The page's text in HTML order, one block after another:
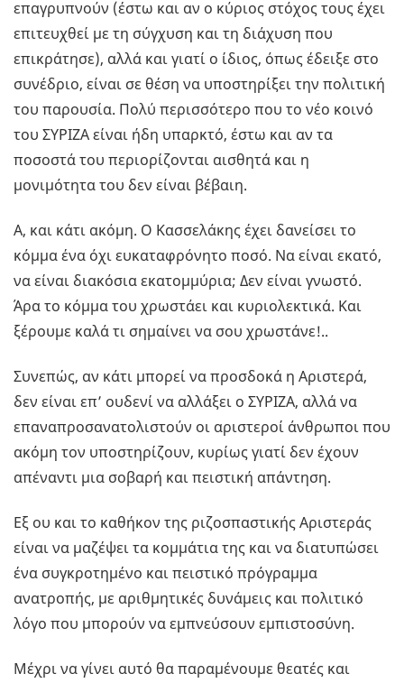
επαγρυπνούν (έστω και αν ο κύριος στόχος τους έχει
επιτευχθεί με τη σύγχυση και τη διάχυση που
επικράτησε), αλλά και γιατί ο ίδιος, όπως έδειξε στο
συνέδριο, είναι σε θέση να υποστηρίξει την πολιτική
του παρουσία. Πολύ περισσότερο που το νέο κοινό
του ΣΥΡΙΖΑ είναι ήδη υπαρκτό, έστω και αν τα
ποσοστά του περιορίζονται αισθητά και η
μονιμότητα του δεν είναι βέβαιη.
Α, και κάτι ακόμη. Ο Κασσελάκης έχει δανείσει το
κόμμα ένα όχι ευκαταφρόνητο ποσό. Να είναι εκατό,
να είναι διακόσια εκατομμύρια; Δεν είναι γνωστό.
Άρα το κόμμα του χρωστάει και κυριολεκτικά. Και
ξέρουμε καλά τι σημαίνει να σου χρωστάνε!..
Συνεπώς, αν κάτι μπορεί να προσδοκά η Αριστερά,
δεν είναι επ’ ουδενί να αλλάξει ο ΣΥΡΙΖΑ, αλλά να
επαναπροσανατολιστούν οι αριστεροί άνθρωποι που
ακόμη τον υποστηρίζουν, κυρίως γιατί δεν έχουν
απέναντι μια σοβαρή και πειστική απάντηση.
Εξ ου και το καθήκον της ριζοσπαστικής Αριστεράς
είναι να μαζέψει τα κομμάτια της και να διατυπώσει
ένα συγκροτημένο και πειστικό πρόγραμμα
ανατροπής, με αριθμητικές δυνάμεις και πολιτικό
λόγο που μπορούν να εμπνεύσουν εμπιστοσύνη.
Μέχρι να γίνει αυτό θα παραμένουμε θεατές και